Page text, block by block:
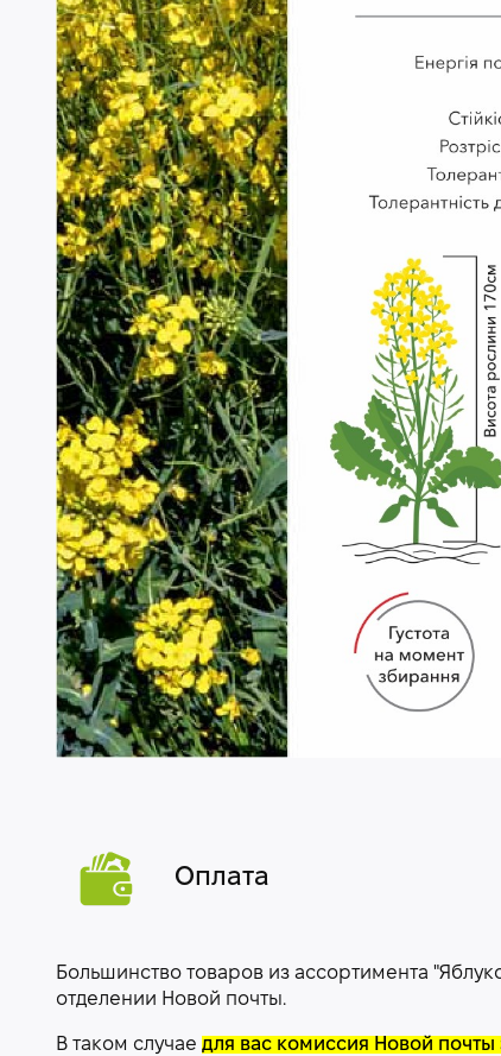
Оплата
Большинство товаров из ассортимента
отделении Новой почты.
В таком случае для вас комиссия Новой почты